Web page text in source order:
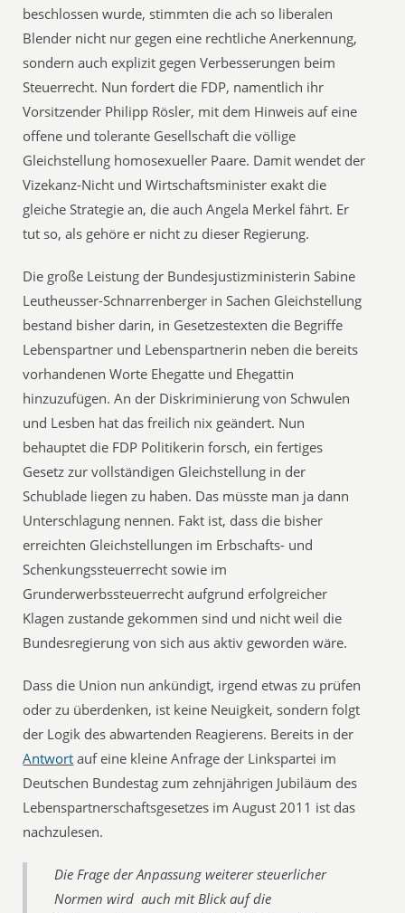
beschlossen wurde, stimmten die ach so liberalen
Blender nicht nur gegen eine rechtliche Anerkennung,
sondern auch explizit gegen Verbesserungen beim
Steuerrecht. Nun fordert die FDP, namentlich ihr
Vorsitzender Philipp Rösler, mit dem Hinweis auf eine
offene und tolerante Gesellschaft die völlige
Gleichstellung homosexueller Paare. Damit wendet der
Vizekanz-Nicht und Wirtschaftsminister exakt die
gleiche Strategie an, die auch Angela Merkel fährt. Er
tut so, als gehöre er nicht zu dieser Regierung.
Die große Leistung der Bundesjustizministerin Sabine
Leutheusser-Schnarrenberger in Sachen Gleichstellung
bestand bisher darin, in Gesetzestexten die Begriffe
Lebenspartner und Lebenspartnerin neben die bereits
vorhandenen Worte Ehegatte und Ehegattin
hinzuzufügen. An der Diskriminierung von Schwulen
und Lesben hat das freilich nix geändert. Nun
behauptet die FDP Politikerin forsch, ein fertiges
Gesetz zur vollständigen Gleichstellung in der
Schublade liegen zu haben. Das müsste man ja dann
Unterschlagung nennen. Fakt ist, dass die bisher
erreichten Gleichstellungen im Erbschafts- und
Schenkungssteuerrecht sowie im
Grunderwerbssteuerrecht aufgrund erfolgreicher
Klagen zustande gekommen sind und nicht weil die
Bundesregierung von sich aus aktiv geworden wäre.
Dass die Union nun ankündigt, irgend etwas zu prüfen
oder zu überdenken, ist keine Neuigkeit, sondern folgt
der Logik des abwartenden Reagierens. Bereits in der
Antwort auf eine kleine Anfrage der Linkspartei im
Deutschen Bundestag zum zehnjährigen Jubiläum des
Lebenspartnerschaftsgesetzes im August 2011 ist das
nachzulesen.
Die Frage der Anpassung weiterer steuerlicher
Normen wird  auch mit Blick auf die